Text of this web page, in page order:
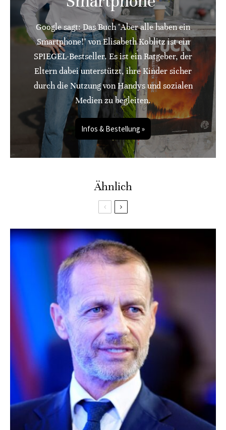
Google sagt: Das Buch "Aber alle haben ein
Smartphone!" von Elisabeth Koblitz ist ein
SPIEGEL-Bestseller. Es ist ein Ratgeber, der
Eltern dabei unterstützt, ihre Kinder sicher
durch die Nutzung von Handys und sozialen
Medien zu begleiten.
Infos & Bestellung »
Ähnlich